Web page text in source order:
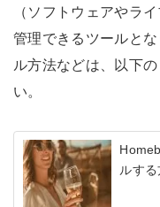
（ソフトウェアやラ
管理できるツールと
ル方法などは、以下
い。
ルする